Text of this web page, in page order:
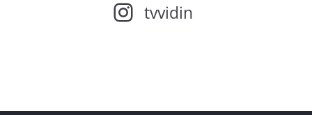
tvvidin